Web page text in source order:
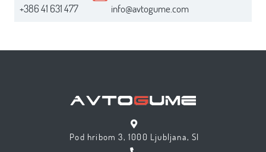
+386 41 631 477 info@avtogume.com
Pod hribom 3, 1000 Ljubljana, SI